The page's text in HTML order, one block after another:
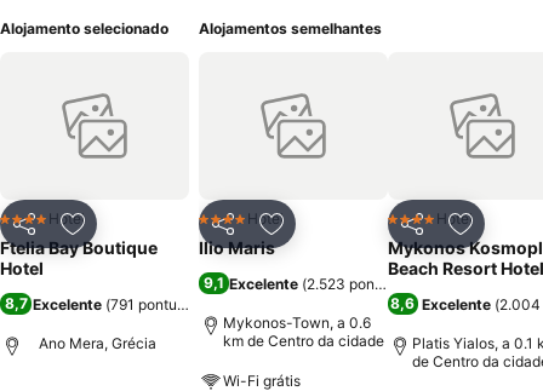
Alojamento selecionado
PartilharAdicionar aos favoritos
4 EstrelasHotel
Ftelia Bay Boutique
Hotel
8,7 Excelente (791 pontuações
Ano Mera, Grécia
Alojamentos semelhantes
PartilharAdicionar aos favoritos
4 EstrelasHotel
Ilio Maris
9,1 Excelente (2.523 pontuações
Mykonos-Town, a 0.6
km de Centro da cidade
Wi-Fi grátis
Partilhar
4 EstrelasHotel
Mykonos
Beach Resort Hotel
8,6 Excelente (2.004
Platis Yialos, a 0.1
de Centro da